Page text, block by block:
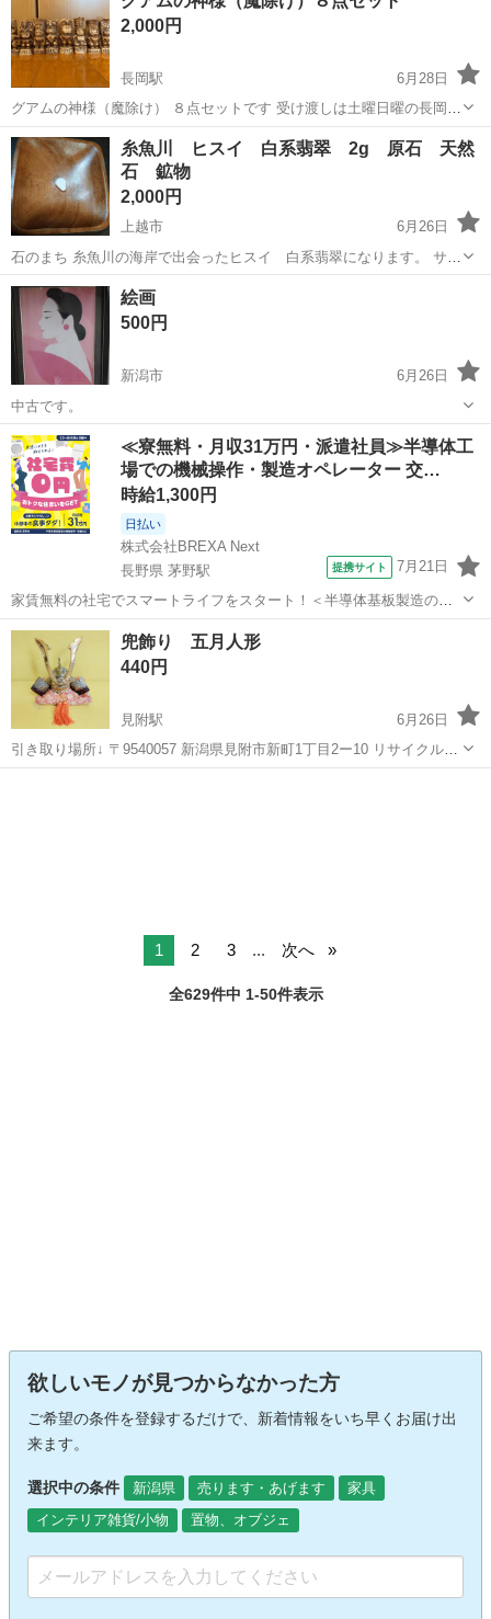
きです。上品...
2,000円
長岡駅
6月28日
グアムの神様（魔除け） ８点セットです 受け渡しは土曜日曜の長岡駅
周辺 または 時間はいただきますが 上越市高田中心であれば、平日夜
の受け渡しも可能です
新潟 長岡市 長岡駅 インテリア雑貨/小物
糸魚川 ヒスイ 白系翡翠 2g 原石 天然
石 鉱物
2,000円
上越市
6月26日
石のまち 糸魚川の海岸で出会ったヒスイ 白系翡翠になります。 サイ
ズ 1.8cm程度 重量 2g オリジナルアクセサリー作成にも良い
サイズだと思います。ヒスイ好きな方いかがでしょうか 【ヒスイ輝石
岩】 細かいヒ...
新潟 上越市 インテリア雑貨/小物
絵画
500円
新潟市
6月26日
中古です。
新潟 新潟市 インテリア雑貨/小物
≪寮無料・月収31万円・派遣社員≫半導体工
場での機械操作・製造オペレーター 交…
時給1,300円
日払い
株式会社BREXA Next
長野県 茅野駅
提携サイト 7月21日
家賃無料の社宅でスマートライフをスタート！＜半導体基板製造の機
械操作・検査＞ランチ代もかからないオトクな職場◎／稼ぎもしっか
り！月収例31万円／長野県茅野市 半導体基板の製造・検査 クリーンル
ーム内で、半導体基板の製造や検...
長野 茅野市 茅野駅 その他
兜飾り 五月人形
440円
見附駅
6月26日
引き取り場所↓ 〒9540057 新潟県見附市新町1丁目2ー10 リサイクルシ
ョップみつけた！ ※アポ無しで来られても店舗にはない為即お売り出
1 2 3 ... 次へ
全629件中 1-50件表示
欲しいモノが見つからなかった方
ご希望の条件を登録するだけで、新着情報をいち早くお届け出
来ます。
選択中の条件 新潟県 売ります・あげます
家具
インテリア雑貨/小物
置物、オブジェ